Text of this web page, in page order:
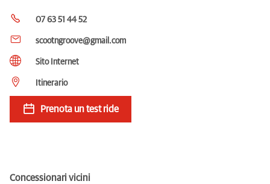
07 63 51 44 52
scootngroove@gmail.com
Sito Internet
Itinerario
Prenota un test ride
Concessionari vicini